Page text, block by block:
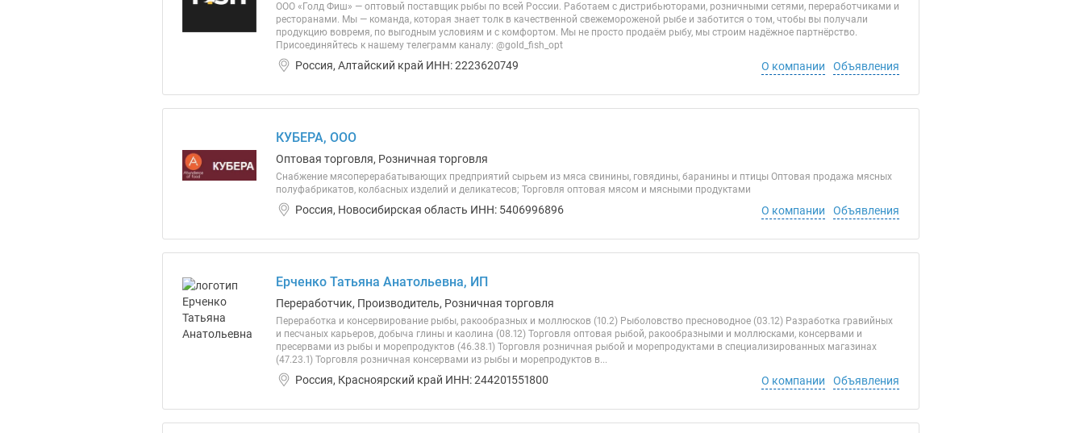
ООО «Голд Фиш» — оптовый поставщик рыбы по всей России. Работаем с дистрибьюторами, розничными сетями, переработчиками и
ресторанами. Мы — команда, которая знает толк в качественной свежемороженой рыбе и заботится о том, чтобы вы получали
продукцию вовремя, по выгодным условиям и с комфортом. Мы не просто продаём рыбу, мы строим надёжное партнёрство.
Присоединяйтесь к нашему телеграмм каналу: @gold_fish_opt
Россия, Алтайский край ИНН: 2223620749 О компании Объявления
КУБЕРА, ООО
Оптовая торговля, Розничная торговля
Снабжение мясоперерабатывающих предприятий сырьем из мяса свинины, говядины, баранины и птицы Оптовая продажа мясных
полуфабрикатов, колбасных изделий и деликатесов; Торговля оптовая мясом и мясными продуктами
Россия, Новосибирская область ИНН: 5406996896 О компании Объявления
Ерченко Татьяна Анатольевна, ИП
Переработчик, Производитель, Розничная торговля
Переработка и консервирование рыбы, ракообразных и моллюсков (10.2) Рыболовство пресноводное (03.12) Разработка гравийных
и песчаных карьеров, добыча глины и каолина (08.12) Торговля оптовая рыбой, ракообразными и моллюсками, консервами и
пресервами из рыбы и морепродуктов (46.38.1) Торговля розничная рыбой и морепродуктами в специализированных магазинах
(47.23.1) Торговля розничная консервами из рыбы и морепродуктов в...
Россия, Красноярский край ИНН: 244201551800 О компании Объявления